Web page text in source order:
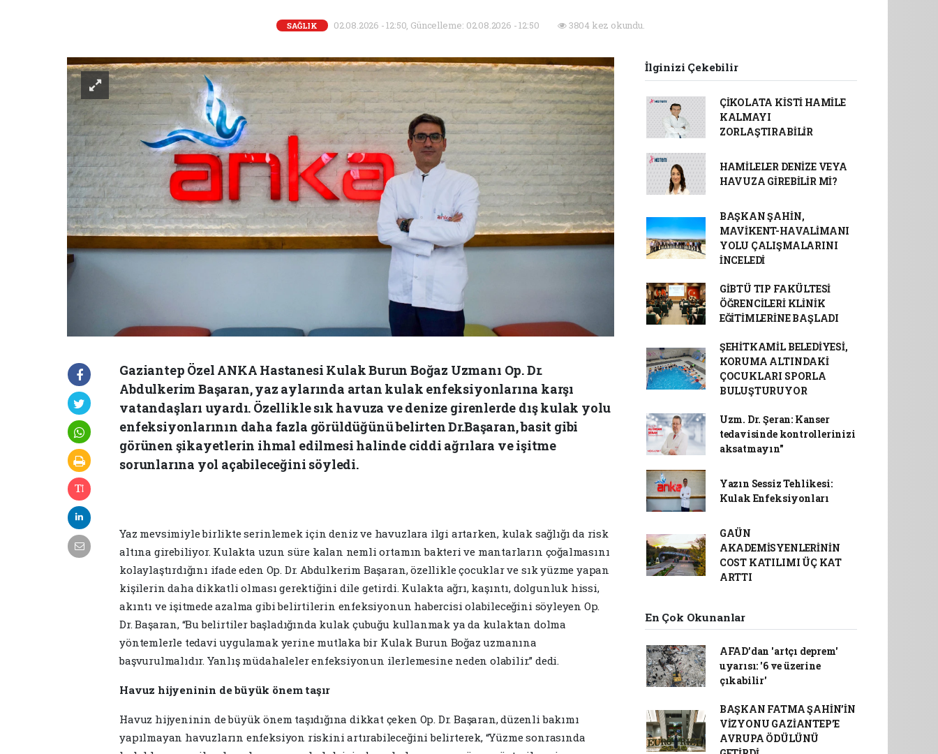
SAĞLIK 02.08.2026 - 12:50, Güncelleme: 02.08.2026 - 12:50 3804 kez okundu.
Gaziantep Özel ANKA Hastanesi Kulak Burun Boğaz Uzmanı Op. Dr.
Abdulkerim Başaran, yaz aylarında artan kulak enfeksiyonlarına karşı
vatandaşları uyardı. Özellikle sık havuza ve denize girenlerde dış kulak yolu
enfeksiyonlarının daha fazla görüldüğünü belirten Dr.Başaran, basit gibi
görünen şikayetlerin ihmal edilmesi halinde ciddi ağrılara ve işitme
sorunlarına yol açabileceğini söyledi.
Yaz mevsimiyle birlikte serinlemek için deniz ve havuzlara ilgi artarken, kulak sağlığı da risk
altına girebiliyor. Kulakta uzun süre kalan nemli ortamın bakteri ve mantarların çoğalmasını
kolaylaştırdığını ifade eden Op. Dr. Abdulkerim Başaran, özellikle çocuklar ve sık yüzme yapan
kişilerin daha dikkatli olması gerektiğini dile getirdi. Kulakta ağrı, kaşıntı, dolgunluk hissi,
akıntı ve işitmede azalma gibi belirtilerin enfeksiyonun habercisi olabileceğini söyleyen Op.
Dr. Başaran, “Bu belirtiler başladığında kulak çubuğu kullanmak ya da kulaktan dolma
yöntemlerle tedavi uygulamak yerine mutlaka bir Kulak Burun Boğaz uzmanına
başvurulmalıdır. Yanlış müdahaleler enfeksiyonun ilerlemesine neden olabilir.” dedi.
Havuz hijyeninin de büyük önem taşır
Havuz hijyeninin de büyük önem taşıdığına dikkat çeken Op. Dr. Başaran, düzenli bakımı
yapılmayan havuzların enfeksiyon riskini artırabileceğini belirterek, “Yüzme sonrasında
İlginizi Çekebilir
ÇİKOLATA KİSTİ HAMİLE
KALMAYI
ZORLAŞTIRABİLİR
HAMİLELER DENİZE VEYA
HAVUZA GİREBİLİR Mİ?
BAŞKAN ŞAHİN,
MAVİKENT-HAVALİMANI
YOLU ÇALIŞMALARINI
İNCELEDİ
GİBTÜ TIP FAKÜLTESİ
ÖĞRENCİLERİ KLİNİK
EĞİTİMLERİNE BAŞLADI
ŞEHİTKAMİL BELEDİYESİ,
KORUMA ALTINDAKİ
ÇOCUKLARI SPORLA
BULUŞTURUYOR
Uzm. Dr. Şeran: Kanser
tedavisinde kontrollerinizi
aksatmayın"
Yazın Sessiz Tehlikesi:
Kulak Enfeksiyonları
GAÜN
AKADEMİSYENLERİNİN
COST KATILIMI ÜÇ KAT
ARTTI
En Çok Okunanlar
AFAD’dan 'artçı deprem'
uyarısı: '6 ve üzerine
çıkabilir'
BAŞKAN FATMA ŞAHİN’İN
VİZYONU GAZİANTEP’E
AVRUPA ÖDÜLÜNÜ